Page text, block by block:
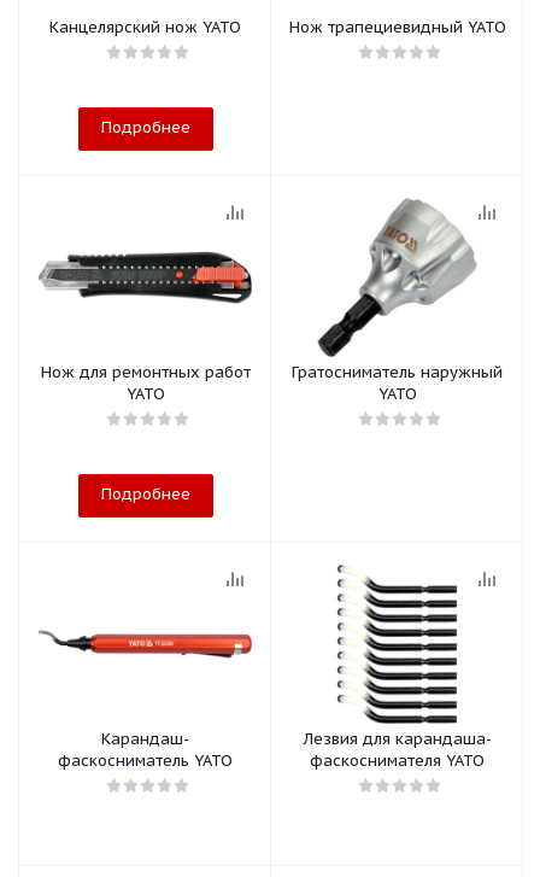
Канцелярский нож YATO
Подробнее
Нож трапециевидный YATO
Нож для ремонтных работ
YATO
Подробнее
Гратосниматель наружный
YATO
Карандаш-
фаскосниматель YATO
Лезвия для карандаша-
фаскоснимателя YATO